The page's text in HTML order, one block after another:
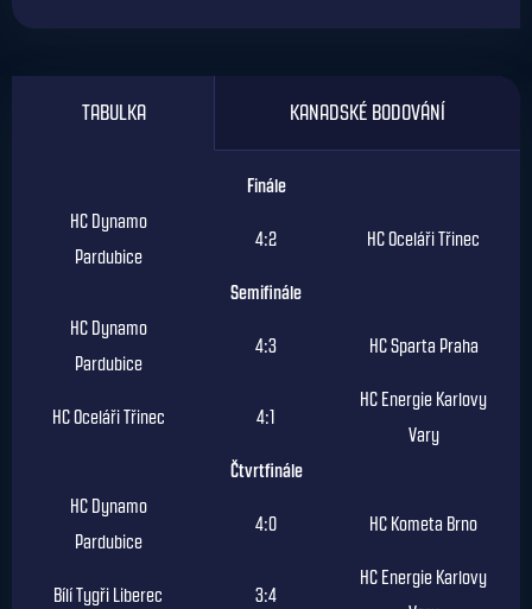
TABULKA KANADSKÉ BODOVÁNÍ
Finále
HC Dynamo
Pardubice
4:2 HC Oceláři Třinec
Semifinále
HC Dynamo
Pardubice
4:3 HC Sparta Praha
HC Oceláři Třinec 4:1
HC Energie Karlovy
Vary
Čtvrtfinále
HC Dynamo
Pardubice
4:0 HC Kometa Brno
Bílí Tygři Liberec 3:4
HC Energie Karlovy